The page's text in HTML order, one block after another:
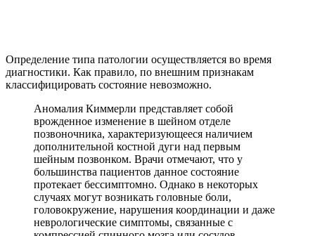
Определение типа патологии осуществляется во время
диагностики. Как правило, по внешним признакам
классифицировать состояние невозможно.
Аномалия Киммерли представляет собой
врожденное изменение в шейном отделе
позвоночника, характеризующееся наличием
дополнительной костной дуги над первым
шейным позвонком. Врачи отмечают, что у
большинства пациентов данное состояние
протекает бессимптомно. Однако в некоторых
случаях могут возникать головные боли,
головокружение, нарушения координации и даже
неврологические симптомы, связанные с